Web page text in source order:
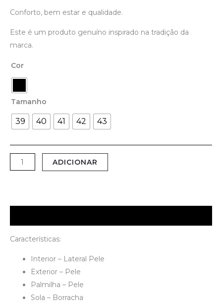
Conforto, bem estar e qualidade.
Este é um produto genuíno inspirado na tradição da
marca.
Cor
Tamanho
39 40 41 42 43
ADICIONAR
Características:
Interior – Lateral Pele
Exterior – Pele
Palmilha – Pele
Sola – Borracha